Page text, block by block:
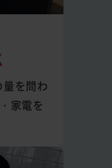
を問わ
家電を